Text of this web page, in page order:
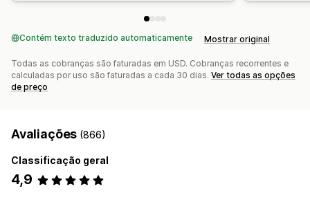
Contém texto traduzido automaticamente Mostrar original
Todas as cobranças são faturadas em USD. Cobranças recorrentes e
calculadas por uso são faturadas a cada 30 dias. Ver todas as opções
de preço
Avaliações (866)
Classificação geral
4,9